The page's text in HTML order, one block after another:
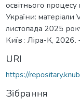
освітнього
України: матеріали
листопада 2025
Київ : Ліра-К, 2026.
URI
https://
Зібрання